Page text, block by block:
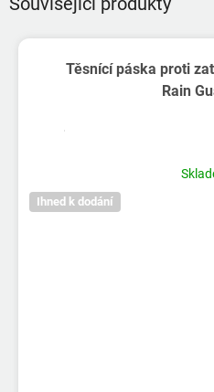
Těsnící páska proti
Rain
Ihned k dodání